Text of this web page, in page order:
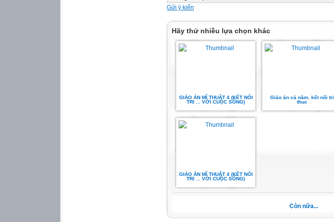
Gửi ý kiến
Hãy thử nhiều lựa chọn khác
GIÁO ÁN MĨ THUẬT 4 (KẾT NỐI
TRI ... VỚI CUỘC SỐNG)
Giáo án cả năm. kết nối tri
thuc
GIÁO ÁN MĨ THUẬT 4 (KẾT NỐI
TRI ... VỚI CUỘC SỐNG)
Còn nữa...